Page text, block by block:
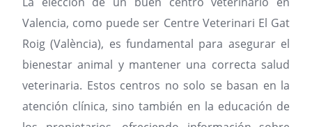
Valencia, como puede ser Centre Veterinari El Gat
Roig (València), es fundamental para asegurar el
bienestar animal y mantener una correcta salud
veterinaria. Estos centros no solo se basan en la
atención clínica, sino también en la educación de